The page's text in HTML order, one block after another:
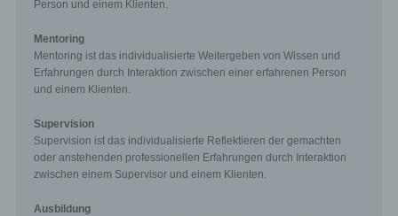
Person und einem Klienten.
Mentoring
Mentoring ist das individualisierte Weitergeben von Wissen und
Erfahrungen durch Interaktion zwischen einer erfahrenen Person
und einem Klienten.
Supervision
Supervision ist das individualisierte Reflektieren der gemachten
oder anstehenden professionellen Erfahrungen durch Interaktion
zwischen einem Supervisor und einem Klienten.
Ausbildung
personal data.
k) Consent
Consent of the data subject is any freely given, specific,
subject's wishes by which he or she, by a statement or
by a clear affirmative action, signifies agreement to the
processing of personal data relating to him or her.
Name and Address of the controller